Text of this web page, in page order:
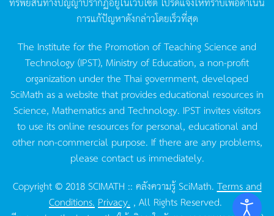
การแก้ปัญหาดังกล่าวโดยเร็วที่สุด
The Institute for the Promotion of Teaching Science and
Technology (IPST), Ministry of Education, a non-profit
organization under the Thai government, developed
SciMath as a website that provides educational resources in
Science, Mathematics and Technology. IPST invites visitors
to use its online resources for personal, educational and
other non-commercial purpose. If there are any problems,
please contact us immediately.
Copyright © 2018 SCIMATH :: คลังความรู้ SciMath.Terms and
Conditions. Privacy. , All Rights Reserved.